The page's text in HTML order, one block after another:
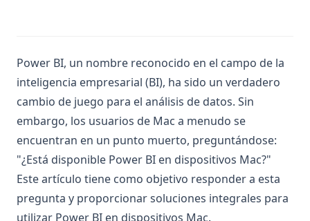
Power BI, un nombre reconocido en el campo de la
inteligencia empresarial (BI), ha sido un verdadero
cambio de juego para el análisis de datos. Sin
embargo, los usuarios de Mac a menudo se
encuentran en un punto muerto, preguntándose:
"¿Está disponible Power BI en dispositivos Mac?"
Este artículo tiene como objetivo responder a esta
pregunta y proporcionar soluciones integrales para
utilizar Power BI en dispositivos Mac.